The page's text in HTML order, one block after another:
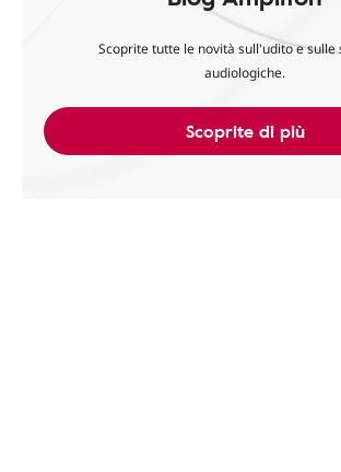
Scoprite tutte le novità sull'udito e sulle
audiologiche.
Scoprite di più